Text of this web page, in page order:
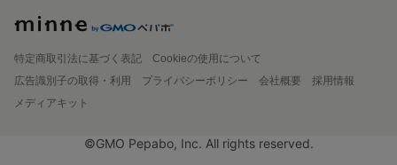
特定商取引法に基づく表記
Cookieの使用について
広告識別子の取得・利用
プライバシーポリシー 会社概要
採用情報
メディアキット
©GMO Pepabo, Inc. All rights reserved.